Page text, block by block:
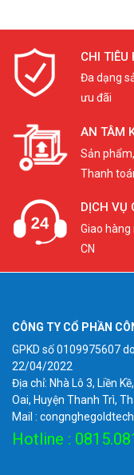
CHI TIÊU
Đa dạng
ưu đãi
AN TÂM
Sản
Thanh
DỊCH VỤ
Giao
CN
CÔNG TY CỔ PHẦN
GPKD số 0109975607
22/04/2022
Địa chỉ: Nhà Lô 3, Liền
Oai, Huyện Thanh Trì,
Mail :
Hotline :